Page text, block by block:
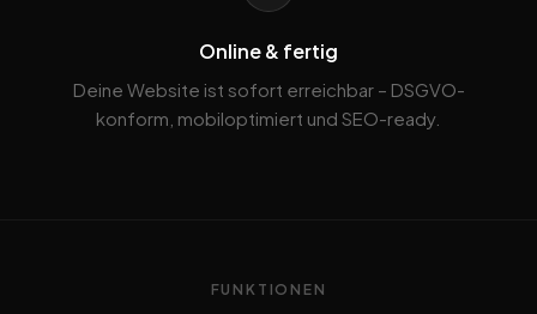
Online & fertig
Deine Website ist sofort erreichbar – DSGVO-
konform, mobiloptimiert und SEO-ready.
FUNKTIONEN